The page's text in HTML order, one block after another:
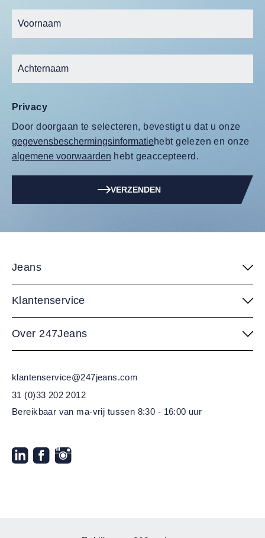
Privacy
Door doorgaan te selecteren, bevestigt u dat u onze
gegevensbeschermingsinformatiehebt gelezen en onze
algemene voorwaarden hebt geaccepteerd.
VERZENDEN
Jeans
Klantenservice
Over 247Jeans
klantenservice@247jeans.com
31 (0)33 202 2012
Bereikbaar van ma-vrij tussen 8:30 - 16:00 uur